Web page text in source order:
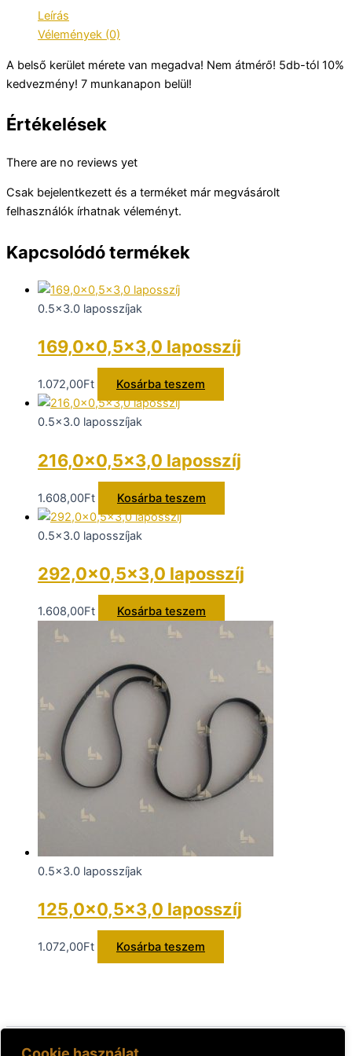
Leírás
Vélemények (0)
A belső kerület mérete van megadva! Nem átmérő! 5db-tól 10%
kedvezmény! 7 munkanapon belül!
Értékelések
There are no reviews yet
Csak bejelentkezett és a terméket már megvásárolt
felhasználók írhatnak véleményt.
Kapcsolódó termékek
0.5x3.0 laposszíjak
169,0×0,5×3,0 laposszíj
1.072,00Ft Kosárba teszem
0.5x3.0 laposszíjak
216,0×0,5×3,0 laposszíj
1.608,00Ft Kosárba teszem
0.5x3.0 laposszíjak
292,0×0,5×3,0 laposszíj
1.608,00Ft Kosárba teszem
0.5x3.0 laposszíjak
125,0×0,5×3,0 laposszíj
1.072,00Ft Kosárba teszem